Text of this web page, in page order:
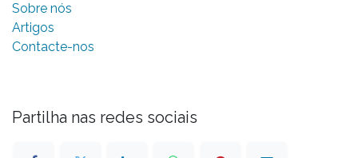
Sobre nós
Artigos
Contacte-nos
Partilha nas redes sociais